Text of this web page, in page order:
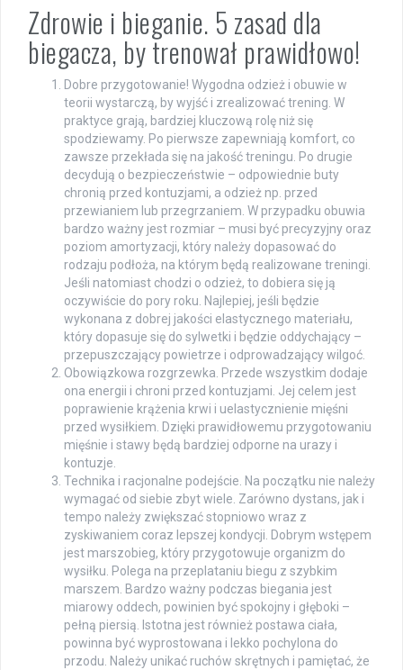
Zdrowie i bieganie. 5 zasad dla
biegacza, by trenował prawidłowo!
Dobre przygotowanie! Wygodna odzież i obuwie w
teorii wystarczą, by wyjść i zrealizować trening. W
praktyce grają, bardziej kluczową rolę niż się
spodziewamy. Po pierwsze zapewniają komfort, co
zawsze przekłada się na jakość treningu. Po drugie
decydują o bezpieczeństwie – odpowiednie buty
chronią przed kontuzjami, a odzież np. przed
przewianiem lub przegrzaniem. W przypadku obuwia
bardzo ważny jest rozmiar – musi być precyzyjny oraz
poziom amortyzacji, który należy dopasować do
rodzaju podłoża, na którym będą realizowane treningi.
Jeśli natomiast chodzi o odzież, to dobiera się ją
oczywiście do pory roku. Najlepiej, jeśli będzie
wykonana z dobrej jakości elastycznego materiału,
który dopasuje się do sylwetki i będzie oddychający –
przepuszczający powietrze i odprowadzający wilgoć.
Obowiązkowa rozgrzewka. Przede wszystkim dodaje
ona energii i chroni przed kontuzjami. Jej celem jest
poprawienie krążenia krwi i uelastycznienie mięśni
przed wysiłkiem. Dzięki prawidłowemu przygotowaniu
mięśnie i stawy będą bardziej odporne na urazy i
kontuzje.
Technika i racjonalne podejście. Na początku nie należy
wymagać od siebie zbyt wiele. Zarówno dystans, jak i
tempo należy zwiększać stopniowo wraz z
zyskiwaniem coraz lepszej kondycji. Dobrym wstępem
jest marszobieg, który przygotowuje organizm do
wysiłku. Polega na przeplataniu biegu z szybkim
marszem. Bardzo ważny podczas biegania jest
miarowy oddech, powinien być spokojny i głęboki –
pełną piersią. Istotna jest również postawa ciała,
powinna być wyprostowana i lekko pochylona do
przodu. Należy unikać ruchów skrętnych i pamiętać, że